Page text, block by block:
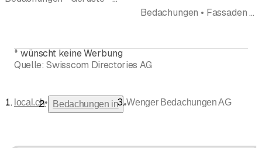
Bedachungen • Fassaden • Blitzschutzanlagen • Flachdach
* wünscht keine Werbung
Quelle: Swisscom Directories AG
local.ch• Bedachungen in •Wenger Bedachungen AG